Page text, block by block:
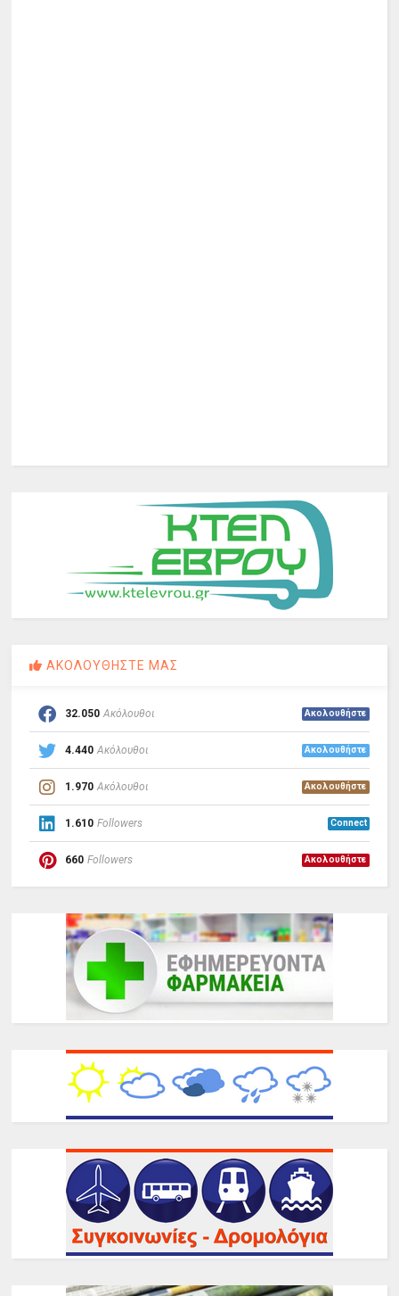
ΑΚΟΛΟΥΘΗΣΤΕ ΜΑΣ
32.050 Ακόλουθοι Ακολουθήστε
4.440 Ακόλουθοι Ακολουθήστε
1.970 Ακόλουθοι Ακολουθήστε
1.610 Followers Connect
660 Followers Ακολουθήστε